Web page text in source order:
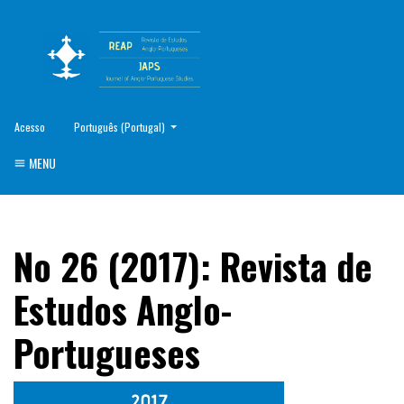
Acesso ##plugins.themes.healthSciences.language.toggle##
Português (Portugal)
MENU
No 26 (2017): Revista de
Estudos Anglo-
Portugueses